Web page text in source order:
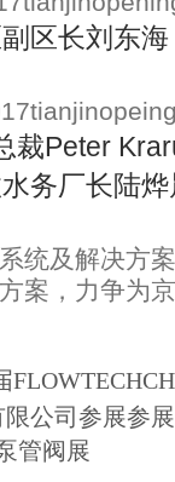
区长刘东海
裁Peter
务厂长陆
统及解决方
案，力争为
公司参展参
管阀展